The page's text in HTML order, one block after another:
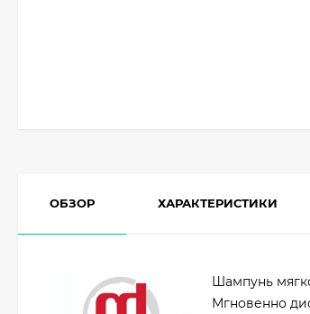
ОБЗОР ХАРАКТЕРИСТИКИ
Шампунь
Мгновенно